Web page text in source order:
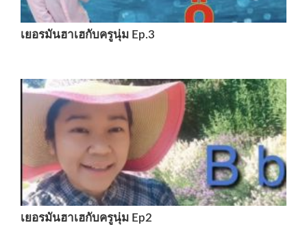
เยอรมันฮาเฮกับครูนุ่ม Ep.3
เยอรมันฮาเฮกับครูนุ่ม Ep2